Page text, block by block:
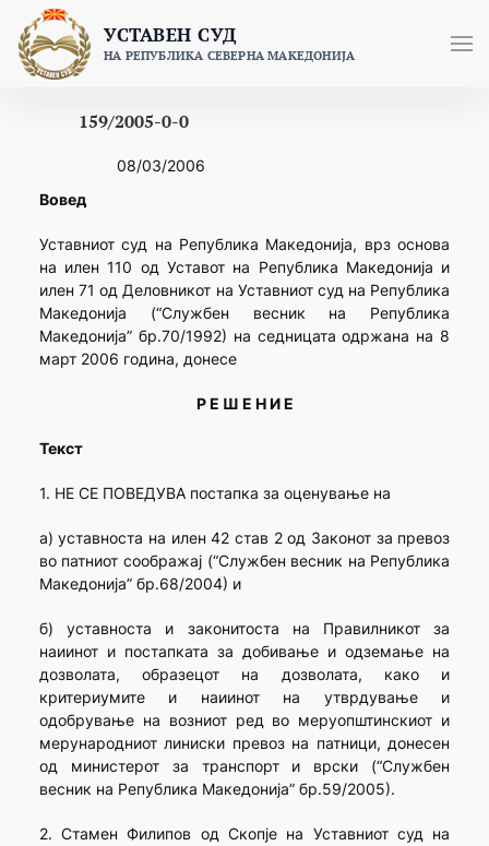
content
УСТАВЕН СУД
НА РЕПУБЛИКА СЕВЕРНА МАКЕДОНИЈА
159/2005-0-0
08/03/2006
Вовед
Уставниот суд на Република Македонија, врз основа
на илен 110 од Уставот на Република Македонија и
илен 71 од Деловникот на Уставниот суд на Република
Македонија (“Службен весник на Република
Македонија” бр.70/1992) на седницата одржана на 8
март 2006 година, донесе
Р Е Ш Е Н И Е
Текст
1. НЕ СЕ ПОВЕДУВА постапка за оценување на
а) уставноста на илен 42 став 2 од Законот за превоз
во патниот соображај (“Службен весник на Република
Македонија” бр.68/2004) и
б) уставноста и законитоста на Правилникот за
наиинот и постапката за добивање и одземање на
дозволата, образецот на дозволата, како и
критериумите и наиинот на утврдување и
одобрување на возниот ред во меруопштинскиот и
мерународниот линиски превоз на патници, донесен
од министерот за транспорт и врски (“Службен
весник на Република Македонија” бр.59/2005).
2. Стамен Филипов од Скопје на Уставниот суд на